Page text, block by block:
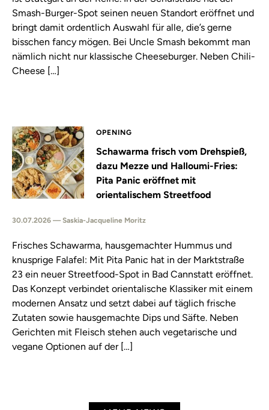
Smash-Burger-Spot seinen neuen Standort eröffnet und
bringt damit ordentlich Auswahl für alle, die’s gerne
bisschen fancy mögen. Bei Uncle Smash bekommt man
nämlich nicht nur klassische Cheeseburger. Neben Chili-
Cheese […]
OPENING
Schawarma frisch vom Drehspieß,
dazu Mezze und Halloumi-Fries:
Pita Panic eröffnet mit
orientalischem Streetfood
30.07.2026 — Saskia-Jacqueline Moritz
Frisches Schawarma, hausgemachter Hummus und
knusprige Falafel: Mit Pita Panic hat in der Marktstraße
23 ein neuer Streetfood-Spot in Bad Cannstatt eröffnet.
Das Konzept verbindet orientalische Klassiker mit einem
modernen Ansatz und setzt dabei auf täglich frische
Zutaten sowie hausgemachte Dips und Säfte. Neben
Gerichten mit Fleisch stehen auch vegetarische und
vegane Optionen auf der […]